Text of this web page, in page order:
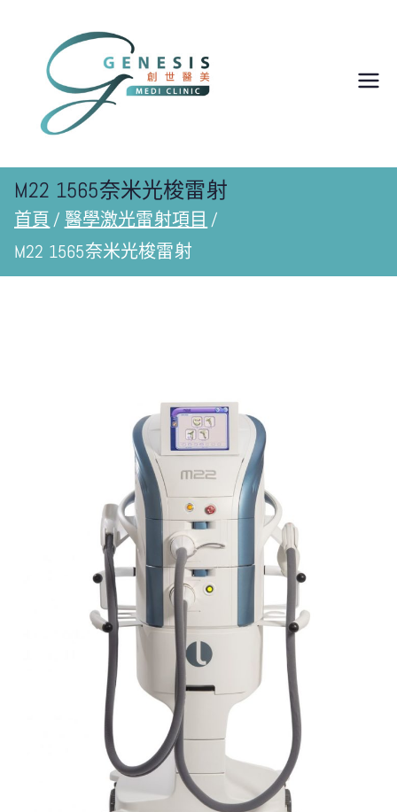
所 |
Clinic
M22 1565奈米光梭雷射
首頁
醫學激光雷射項目
M22 1565奈米光梭雷射